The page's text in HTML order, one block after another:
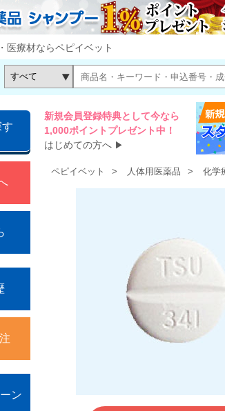
医療材ならペピイベット
新規会員登録特典として今なら
1,000ポイントプレゼント中！
はじめての方へ ▶
ン
ペピイベット 人体用医薬品 化学